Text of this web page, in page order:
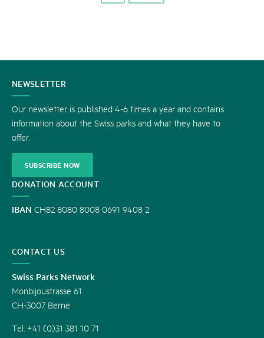
CONTACT
US
NEWSLETTER
Our newsletter is published 4-6 times a year and contains
information about the Swiss parks and what they have to
offer.
SUBSCRIBE NOW
DONATION ACCOUNT
IBAN CH82 8080 8008 0691 9408 2
CONTACT US
Swiss Parks Network
Monbijoustrasse 61
CH-3007 Berne
Tel. +41 (0)31 381 10 71